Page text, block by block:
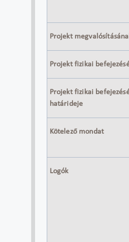
Projekt
Projekt fizikai
Projekt fizikai
határideje
Kötelező mondat
Logók